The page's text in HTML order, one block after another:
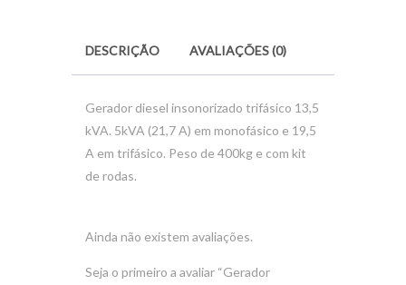
DESCRIÇÃO AVALIAÇÕES (0)
Gerador diesel insonorizado trifásico 13,5
kVA. 5kVA (21,7 A) em monofásico e 19,5
A em trifásico. Peso de 400kg e com kit
de rodas.
Ainda não existem avaliações.
Seja o primeiro a avaliar “Gerador